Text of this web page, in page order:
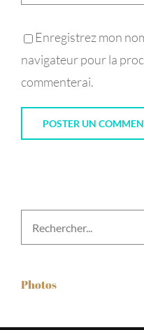
Enregistrez mon
navigateur pour la
commenterai.
Photos